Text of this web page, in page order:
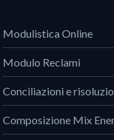
Modulistica Online
Modulo Reclami
Conciliazioni e
Composizione Mix